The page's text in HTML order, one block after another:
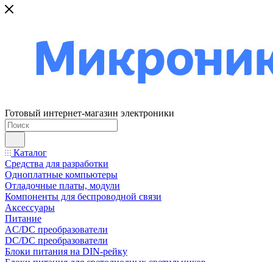
Готовый интернет-магазин электроники
Каталог
Средства для разработки
Одноплатные компьютеры
Отладочные платы, модули
Компоненты для беспроводной связи
Аксессуары
Питание
AC/DC преобразователи
DC/DC преобразователи
Блоки питания на DIN-рейку